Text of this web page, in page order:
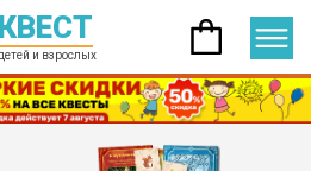
КВЕСТ
и взрослых